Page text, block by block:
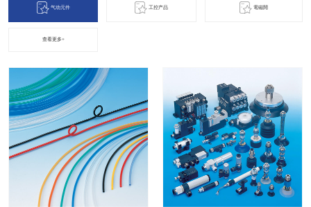
气动元件 工控产品 電磁閞
查看更多+